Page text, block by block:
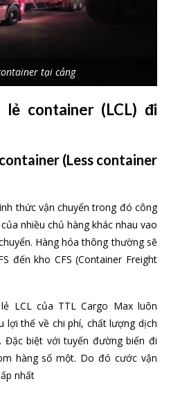
tại cảng
lẻ container (LCL) đi
(Less container
thức vận chuyển trong đó công
nhiều chủ hàng khác nhau vao
Hàng hóa thông thường sẽ
đến kho CFS (Container Freight
LCL của TTL Cargo Max luôn
lợi thế về chi phí, chất lượng dịch
Đặc biệt với tuyến đường biển đi
hàng số một. Do đó cước vận
nhất